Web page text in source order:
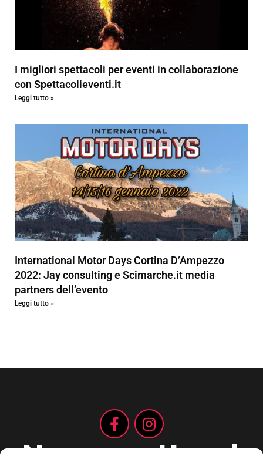
I migliori spettacoli per eventi in collaborazione
con Spettacolieventi.it
Leggi tutto »
International Motor Days Cortina D’Ampezzo
2022: Jay consulting e Scimarche.it media
partners dell’evento
Leggi tutto »